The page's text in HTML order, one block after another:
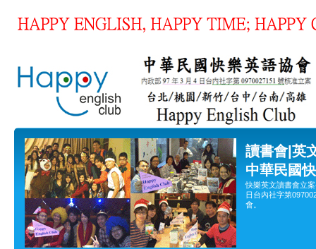
讀書會|英
中華民國
快樂英文讀書會立
日台內社字第
會。